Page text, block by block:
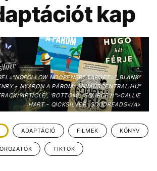
UTAZÁS
DESIGN
ARCOK
TÖRTÉNETEK
kap
NOOPENER" TARGET="_BLANK"
- NYÁRON A PÁROM: ANIMUSCENTRAL.HU"
'BOTTOM', 'SOURCE');">CALLIE
HART - QICKSILVER: GOODREADS</A>
ADAPTÁCIÓ FILMEK KÖNYV
TIKTOK